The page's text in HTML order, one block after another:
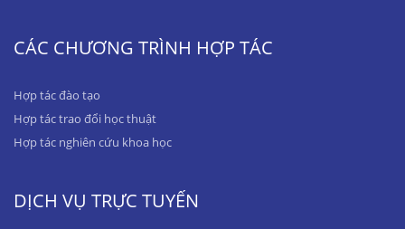
CÁC CHƯƠNG TRÌNH HỢP TÁC
Hợp tác đào tạo
Hợp tác trao đổi học thuật
Hợp tác nghiên cứu khoa học
DỊCH VỤ TRỰC TUYẾN